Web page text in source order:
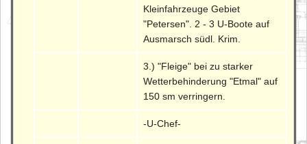
Kleinfahrzeuge Gebiet
"Petersen". 2 - 3 U-Boote auf
Ausmarsch südl. Krim.
3.) "Fleige" bei zu starker
Wetterbehinderung "Etmal" auf
150 sm verringern.
-U-Chef-